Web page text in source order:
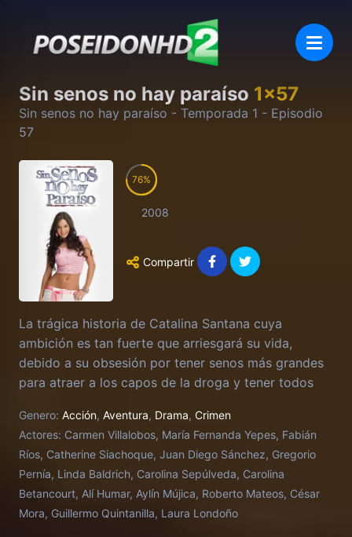
Sin senos no hay paraíso 1x57
Sin senos no hay paraíso - Temporada 1 - Episodio
57
76
2008
Compartir
La trágica historia de Catalina Santana cuya
ambición es tan fuerte que arriesgará su vida,
debido a su obsesión por tener senos más grandes
para atraer a los capos de la droga y tener todos
Genero: Acción, Aventura, Drama, Crimen
Actores: Carmen Villalobos, María Fernanda Yepes, Fabián
Ríos, Catherine Siachoque, Juan Diego Sánchez, Gregorio
Pernía, Linda Baldrich, Carolina Sepúlveda, Carolina
Betancourt, Alí Humar, Aylín Mújica, Roberto Mateos, César
Mora, Guillermo Quintanilla, Laura Londoño